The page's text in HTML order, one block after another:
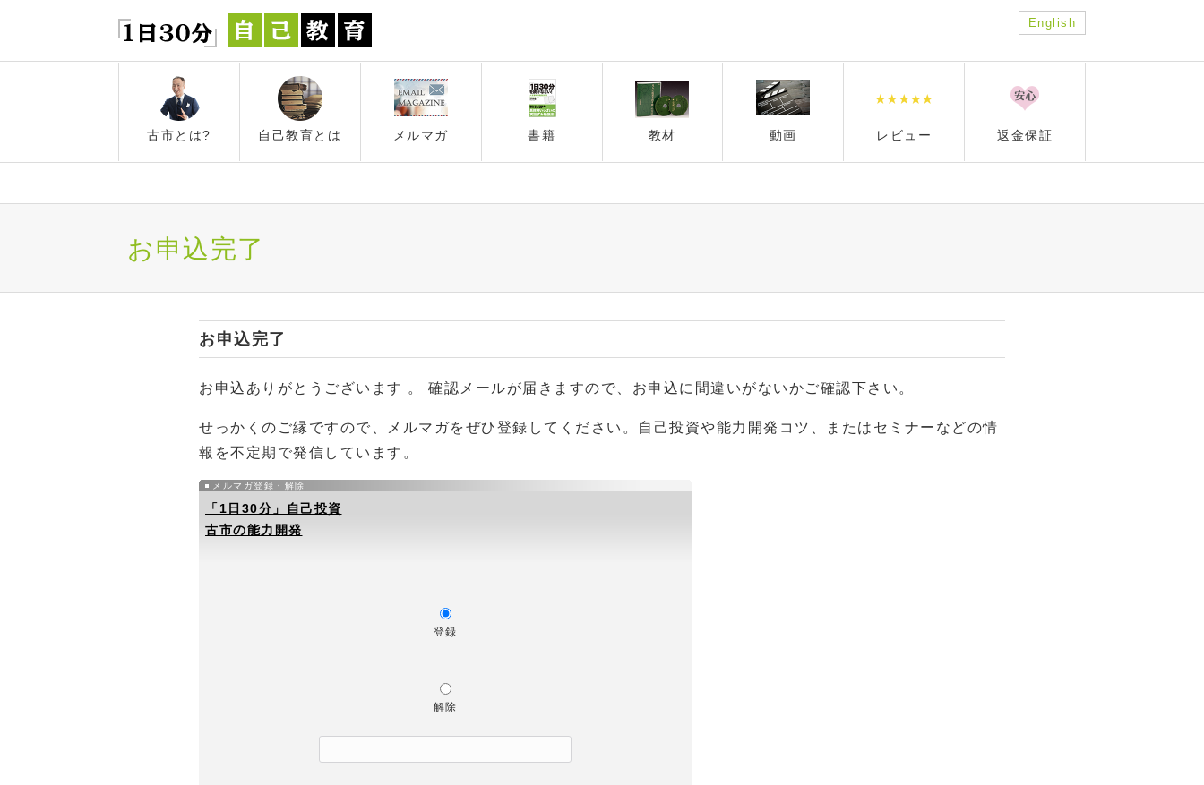
English
古市とは? 自己教育とは メルマガ 書籍 教材 動画 レビュー 返金保証
お申込完了
お申込完了
お申込ありがとうございます 。 確認メールが届きますので、お申込に間違いがないかご確認下さい。
せっかくのご縁ですので、メルマガをぜひ登録してください。自己投資や能力開発コツ、またはセミナーなどの情
報を不定期で発信しています。
メルマガ登録・解除
「1日30分」自己投資
古市の能力開発
登録
解除